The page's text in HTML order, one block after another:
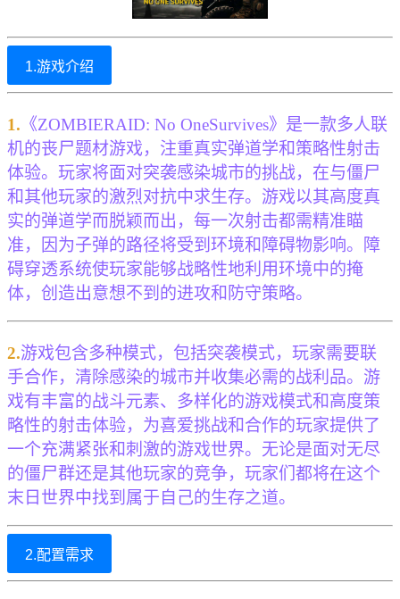
1.游戏介绍
1. 《ZOMBIERAID: No OneSurvives》是一款多人联
机的丧尸题材游戏，注重真实弹道学和策略性射击
体验。玩家将面对突袭感染城市的挑战，在与僵尸
和其他玩家的激烈对抗中求生存。游戏以其高度真
实的弹道学而脱颖而出，每一次射击都需精准瞄
准，因为子弹的路径将受到环境和障碍物影响。障
碍穿透系统使玩家能够战略性地利用环境中的掩
体，创造出意想不到的进攻和防守策略。
2.游戏包含多种模式，包括突袭模式，玩家需要联
手合作，清除感染的城市并收集必需的战利品。游
戏有丰富的战斗元素、多样化的游戏模式和高度策
略性的射击体验，为喜爱挑战和合作的玩家提供了
一个充满紧张和刺激的游戏世界。无论是面对无尽
的僵尸群还是其他玩家的竞争，玩家们都将在这个
末日世界中找到属于自己的生存之道。
2.配置需求